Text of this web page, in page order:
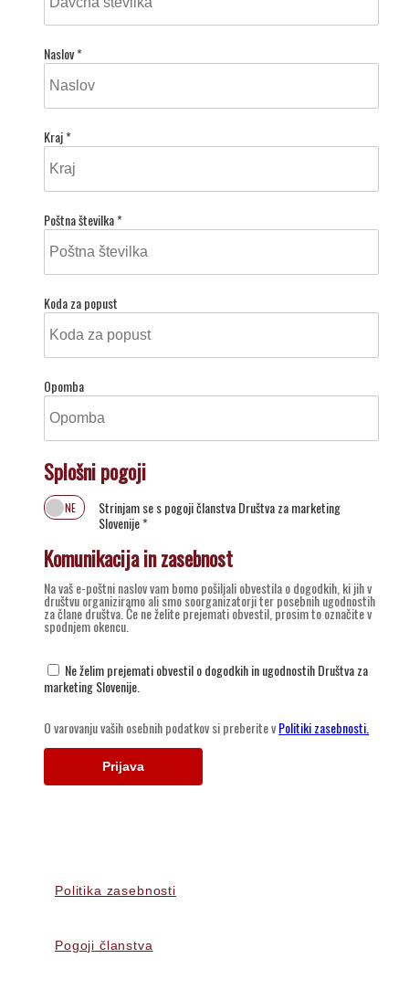
Politika zasebnosti
Pogoji članstva